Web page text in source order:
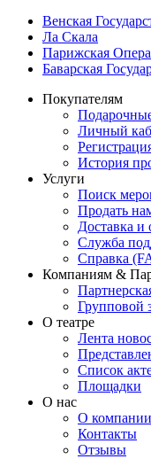
Венская
Ла Скала
Парижская Опера
Баварская
Покупателям
Личный
История
Услуги
Поиск
Продать
Доставка и
Служба
Справка
Компаниям &
Групповой
О театре
Лента
Список
Площадки
О нас
О компании
Контакты
Отзывы